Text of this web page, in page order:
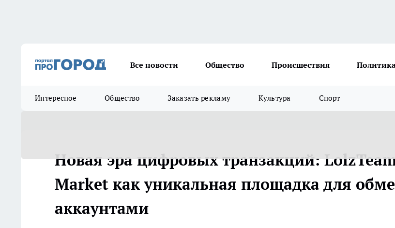
Все новости Общество Происшествия
Интересное Общество Заказать рекламу Культура Спорт
Новая эра цифровых транзакций:
Market как уникальная площадка для
аккаунтами